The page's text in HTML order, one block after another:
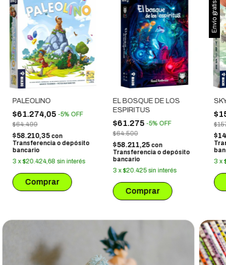
PALEOLINO
$61.274,05 -5% OFF
$64.499
$58.210,35 con
Transferencia o depósito
bancario
3 x$20.424,68 sin interés
EL BOSQUE DE LOS
ESPIRITUS
$61.275-5%OFF
$64.500
$58.211,25con
Transferencia o depósito
bancario
3 x$20.425 sin interés
Envío gratis
3 x